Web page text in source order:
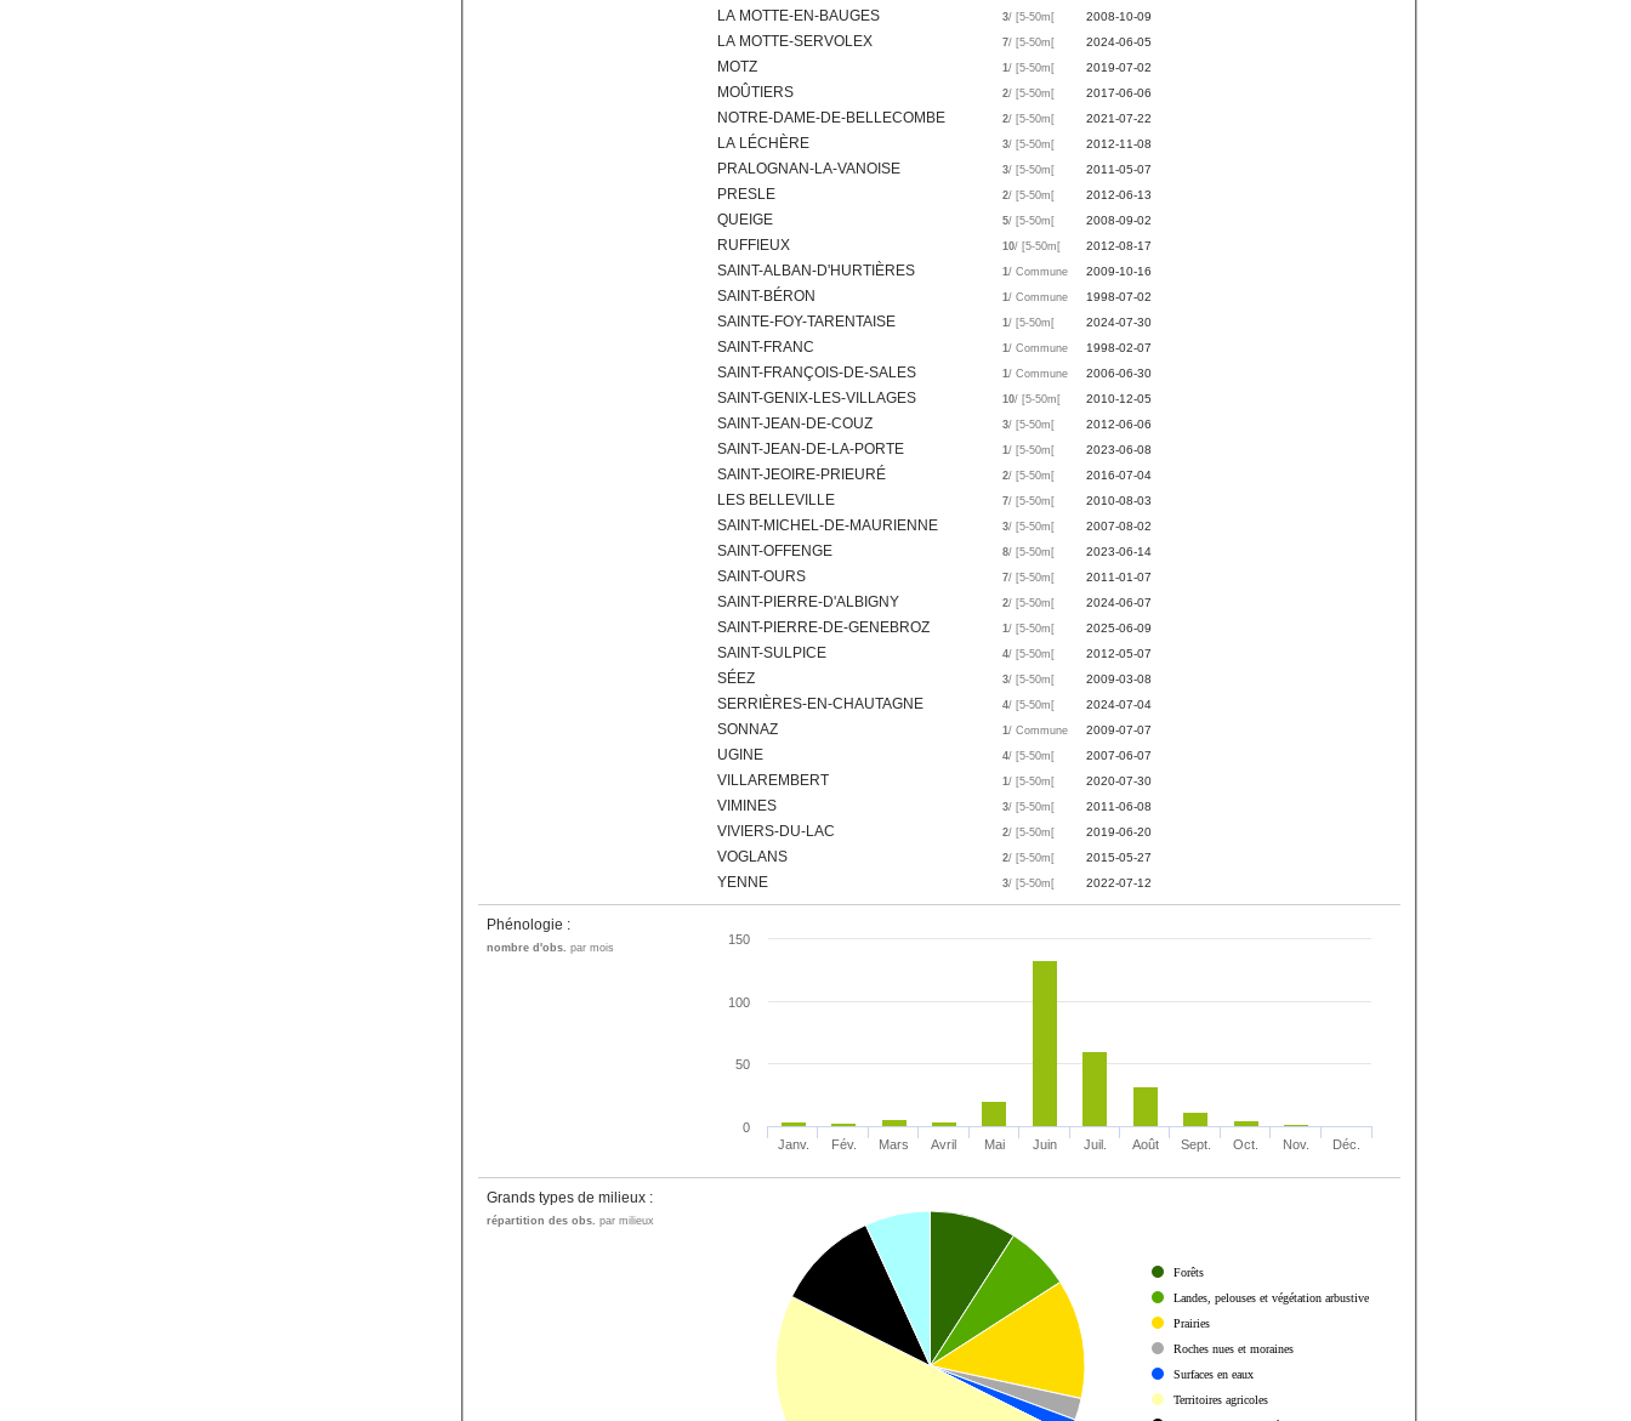
LA MOTTE-EN-BAUGES 3/ [5-50m[ 2008-10-09
LA MOTTE-SERVOLEX 7/ [5-50m[ 2024-06-05
MOTZ 1/ [5-50m[ 2019-07-02
MOÛTIERS 2/ [5-50m[ 2017-06-06
NOTRE-DAME-DE-BELLECOMBE 2/ [5-50m[ 2021-07-22
LA LÉCHÈRE 3/ [5-50m[ 2012-11-08
PRALOGNAN-LA-VANOISE 3/ [5-50m[ 2011-05-07
PRESLE 2/ [5-50m[ 2012-06-13
QUEIGE 5/ [5-50m[ 2008-09-02
RUFFIEUX 10/ [5-50m[ 2012-08-17
SAINT-ALBAN-D'HURTIÈRES 1/ Commune 2009-10-16
SAINT-BÉRON 1/ Commune 1998-07-02
SAINTE-FOY-TARENTAISE 1/ [5-50m[ 2024-07-30
SAINT-FRANC 1/ Commune 1998-02-07
SAINT-FRANÇOIS-DE-SALES 1/ Commune 2006-06-30
SAINT-GENIX-LES-VILLAGES 10/ [5-50m[ 2010-12-05
SAINT-JEAN-DE-COUZ 3/ [5-50m[ 2012-06-06
SAINT-JEAN-DE-LA-PORTE 1/ [5-50m[ 2023-06-08
SAINT-JEOIRE-PRIEURÉ 2/ [5-50m[ 2016-07-04
LES BELLEVILLE 7/ [5-50m[ 2010-08-03
SAINT-MICHEL-DE-MAURIENNE 3/ [5-50m[ 2007-08-02
SAINT-OFFENGE 8/ [5-50m[ 2023-06-14
SAINT-OURS 7/ [5-50m[ 2011-01-07
SAINT-PIERRE-D'ALBIGNY 2/ [5-50m[ 2024-06-07
SAINT-PIERRE-DE-GENEBROZ 1/ [5-50m[ 2025-06-09
SAINT-SULPICE 4/ [5-50m[ 2012-05-07
SÉEZ 3/ [5-50m[ 2009-03-08
SERRIÈRES-EN-CHAUTAGNE 4/ [5-50m[ 2024-07-04
SONNAZ 1/ Commune 2009-07-07
UGINE 4/ [5-50m[ 2007-06-07
VILLAREMBERT 1/ [5-50m[ 2020-07-30
VIMINES 3/ [5-50m[ 2011-06-08
VIVIERS-DU-LAC 2/ [5-50m[ 2019-06-20
VOGLANS 2/ [5-50m[ 2015-05-27
YENNE 3/ [5-50m[ 2022-07-12
Phénologie :
nombre d'obs. par mois
Janv. Fév. Mars Avril Mai Juin Juil. Août Sept. Oct. Nov. Déc.
0
50
100
150
Grands types de milieux :
répartition des obs. par milieux
Forêts
Landes, pelouses et végétation arbustive
Prairies
Roches nues et moraines
Surfaces en eaux
Territoires agricoles